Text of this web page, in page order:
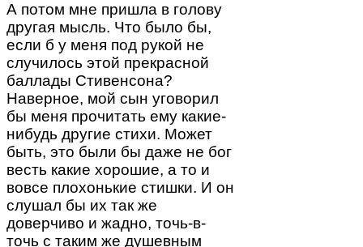
А потом мне пришла в голову
другая мысль. Что было бы,
если б у меня под рукой не
случилось этой прекрасной
баллады Стивенсона?
Наверное, мой сын уговорил
бы меня прочитать ему какие-
нибудь другие стихи. Может
быть, это были бы даже не бог
весть какие хорошие, а то и
вовсе плохонькие стишки. И он
слушал бы их так же
доверчиво и жадно, точь-в-
точь с таким же душевным